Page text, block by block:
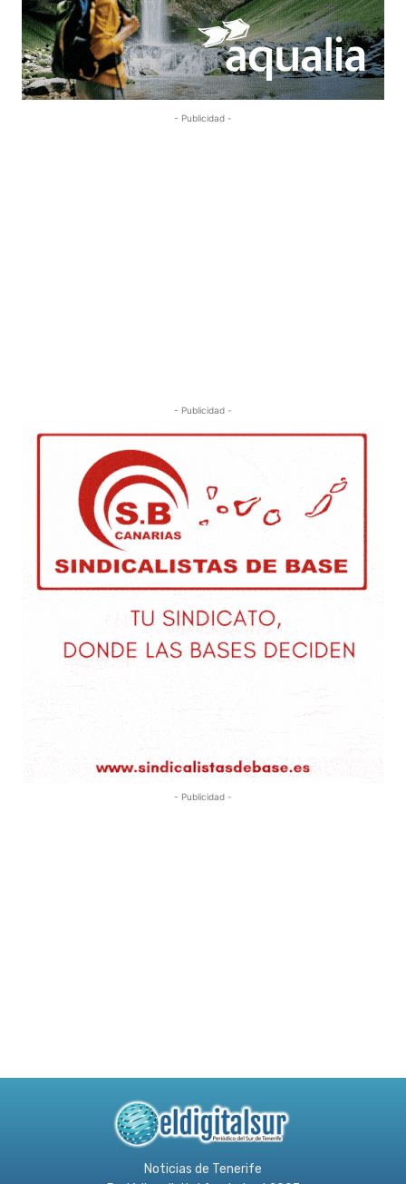
- Publicidad -
- Publicidad -
- Publicidad -
Noticias de Tenerife